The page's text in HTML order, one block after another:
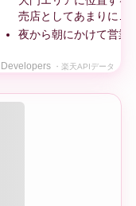
売店としてあまりに…
夜から朝にかけて営
・楽天APIデータ